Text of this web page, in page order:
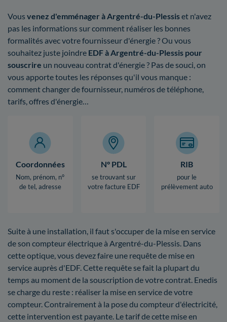
Vous venez d'emménager à Argentré-du-Plessiset n'avez
pas les informations sur comment réaliser les bonnes
formalités avec votre fournisseur d'énergie ? Ou vous
souhaitez juste joindre EDF à Argentré-du-Plessis pour
souscrire un nouveau contrat d'énergie ? Pas de souci, on
vous apporte toutes les réponses qu'il vous manque :
comment changer de fournisseur, numéros de téléphone,
tarifs, offres d'énergie…
Coordonnées
Nom, prénom, n°
de tel, adresse
N° PDL
se trouvant sur
votre facture EDF
RIB
pour le
prélèvement auto
Suite à une installation, il faut s'occuper de la mise en service
de son compteur électrique à Argentré-du-Plessis. Dans
cette optique, vous devez faire une requête de mise en
service auprès d'EDF. Cette requête se fait la plupart du
temps au moment de la souscription de votre contrat. Enedis
se charge du reste : réaliser la mise en service de votre
compteur. Contrairement à la pose du compteur d'électricité,
cette intervention est payante. Le tarif de cette mise en